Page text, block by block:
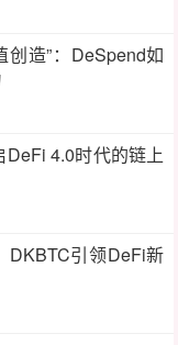
创造”：DeSpend如
4.0时代的链上
DKBTC引领DeFi新